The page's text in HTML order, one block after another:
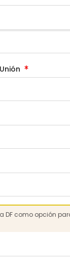
DF como opción